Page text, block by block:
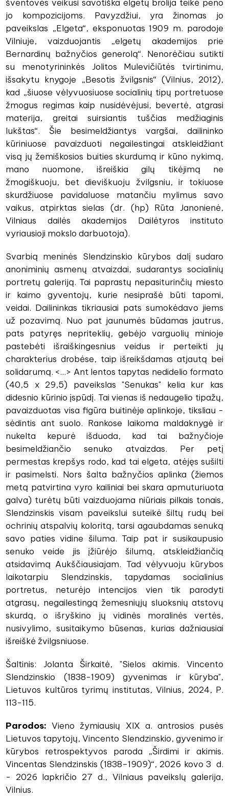
šventovės veikusi savotiška elgetų brolija teikė peno
jo kompozicijoms. Pavyzdžiui, yra žinomas jo
paveikslas „Elgeta“, eksponuotas 1909 m. parodoje
Vilniuje, vaizduojantis „elgetų akademijos prie
Bernardinų bažnyčios generolą“. Nenorėčiau sutikti
su menotyrininkės Jolitos Mulevičiūtės tvirtinimu,
išsakytu knygoje „Besotis žvilgsnis“ (Vilnius, 2012),
kad „šiuose vėlyvuosiuose socialinių tipų portretuose
žmogus regimas kaip nusidėvėjusi, bevertė, atgrasi
materija, greitai suirsiantis tuščias medžiaginis
lukštas“. Šie besimeldžiantys vargšai, dailininko
kūriniuose pavaizduoti negailestingai atskleidžiant
visą jų žemiškosios buities skurdumą ir kūno nykimą,
mano nuomone, išreiškia gilų tikėjimą ne
žmogiškuoju, bet dieviškuoju žvilgsniu, ir tokiuose
skurdžiuose pavidaluose matančiu mylimus savo
vaikus, atpirktas sielas (dr. (hp) Rūta Janonienė,
Vilniaus dailės akademijos Dailėtyros instituto
vyriausioji mokslo darbuotoja).
Svarbią meninės Slendzinskio kūrybos dalį sudaro
anoniminių asmenų atvaizdai, sudarantys socialinių
portretų galeriją. Tai paprastų nepasiturinčių miesto
ir kaimo gyventojų, kurie nesiprašė būti tapomi,
veidai. Dailininkas tikriausiai pats sumokėdavo jiems
už pozavimą. Nuo pat jaunumės būdamas jautrus,
pats patyręs nepriteklių, gebėjo varguolių minioje
pastebėti išraiškingesnius veidus ir perteikti jų
charakterius drobėse, taip išreikšdamas atjautą bei
solidarumą. <...> Ant lentos tapytas nedidelio formato
(40,5 x 29,5) paveikslas "Senukas" kelia kur kas
didesnio kūrinio įspūdį. Tai vienas iš nedaugelio tipažų,
pavaizduotas visa figūra buitinėje aplinkoje, tiksliau -
sėdintis ant suolo. Rankose laikoma maldaknygė ir
nukelta kepurė išduoda, kad tai bažnyčioje
besimeldžiančio senuko atvaizdas. Per petį
permestas krepšys rodo, kad tai elgeta, atėjęs sušilti
ir pasimelsti. Nors šalta bažnyčios aplinka (žiemos
metą patvirtina vyro kailiniai bei skara apmuturiuota
galva) turėtų būti vaizduojama niūriais pilkais tonais,
Slendzinskis visam paveikslui suteikė šiltų rudų bei
ochrinių atspalvių koloritą, tarsi agaubdamas senuką
savo paties vidine šiluma. Taip pat ir susikaupusio
senuko veide jis įžiūrėjo šilumą, atskleidžiančią
atsidavimą Aukščiausiajam. Tad vėlyvuoju kūrybos
laikotarpiu Slendzinskis, tapydamas socialinius
portretus, neturėjo intencijos vien tik parodyti
atgrasų, negailestingą žemesniųjų sluoksnių atstovų
skurdą, o išryškino jų vidinės moralinės vertės,
nusivylimo, susitaikymo būsenas, kurias dažniausiai
išreiškė žvilgsniuose.
Šaltinis: Jolanta Širkaitė, "Sielos akimis. Vincento
Slendzinskio (1838-1909) gyvenimas ir kūryba",
Lietuvos kultūros tyrimų institutas, Vilnius, 2024, P.
113-115.
Parodos: Vieno žymiausių XIX a. antrosios pusės
Lietuvos tapytojų, Vincento Slendzinskio, gyvenimo ir
kūrybos retrospektyvos paroda „Širdimi ir akimis.
Vincentas Slendzinskis (1838–1909)“, 2026 kovo 3 d.
- 2026 lapkričio 27 d., Vilniaus paveikslų galerija,
Vilnius.